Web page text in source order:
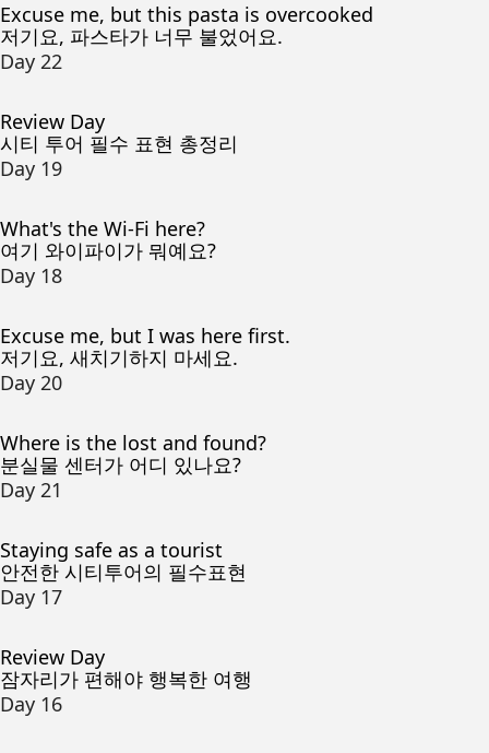
Excuse me, but this pasta is overcooked
저기요, 파스타가 너무 불었어요.
Day 22
Review Day
시티 투어 필수 표현 총정리
Day 19
What's the Wi-Fi here?
여기 와이파이가 뭐예요?
Day 18
Excuse me, but I was here first.
저기요, 새치기하지 마세요.
Day 20
Where is the lost and found?
분실물 센터가 어디 있나요?
Day 21
Staying safe as a tourist
안전한 시티투어의 필수표현
Day 17
Review Day
잠자리가 편해야 행복한 여행
Day 16